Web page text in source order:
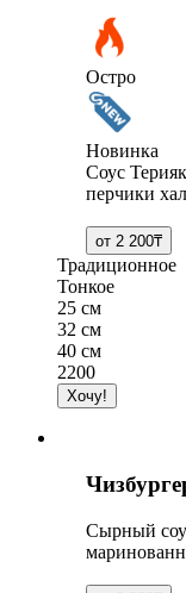
Остро
Новинка
Соус
перчики
Традиционное
Тонкое
25 см
32 см
40 см
2200
Сырный